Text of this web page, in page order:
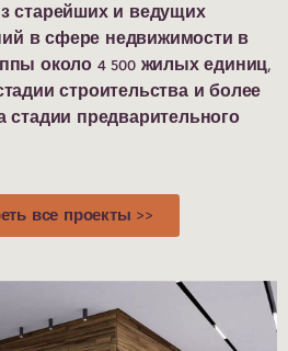
старейших и ведущих
в сфере недвижимости в
около 4 500 жилых единиц,
строительства и более
стадии предварительного
все проекты >>